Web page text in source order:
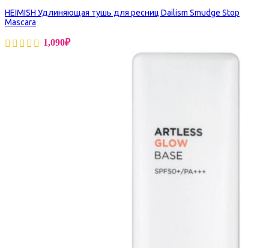
HEIMISH Удлиняющая тушь для ресниц Dailism Smudge Stop
Mascara
1,090₽